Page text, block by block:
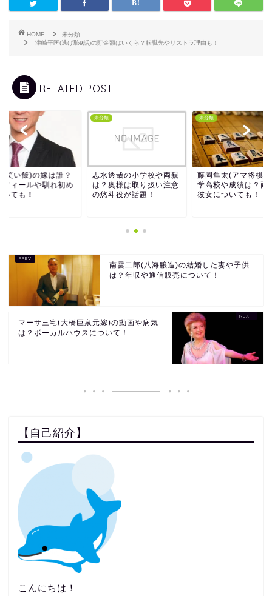
HOME
未分類
津崎平匡(逃げ恥9話)の貯金額はいくら？転職先やリストラ理由も！
RELATED POST
(笑い飯)の嫁は誰？
フィールや馴れ初め
いても！
未分類
志水透哉の小学校や両親
は？奥様は取り扱い注意
の悠斗役が話題！
未分類
藤岡隼太(アマ将棋)
学高校や成績は？両
彼女についても！
南雲二郎(八海醸造)の結婚した妻や子供
は？年収や通信販売について！
マーサ三宅(大橋巨泉元嫁)の動画や病気
は？ボーカルハウスについて！
【自己紹介】
こんにちは！